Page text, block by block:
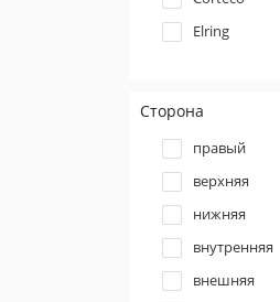
Elring
Сторона
правый
верхняя
нижняя
внутренняя
внешняя